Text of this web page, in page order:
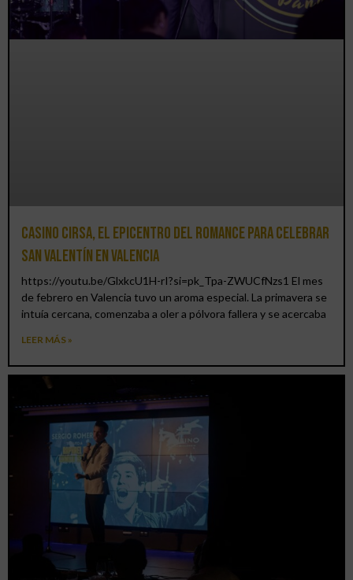
Casino CIRSA, el epicentro del romance para celebrar
San Valentín en Valencia
https://youtu.be/GlxkcU1H-rI?si=pk_Tpa-ZWUCfNzs1 El mes
de febrero en Valencia tuvo un aroma especial. La primavera se
intuía cercana, comenzaba a oler a pólvora fallera y se acercaba
LEER MÁS »